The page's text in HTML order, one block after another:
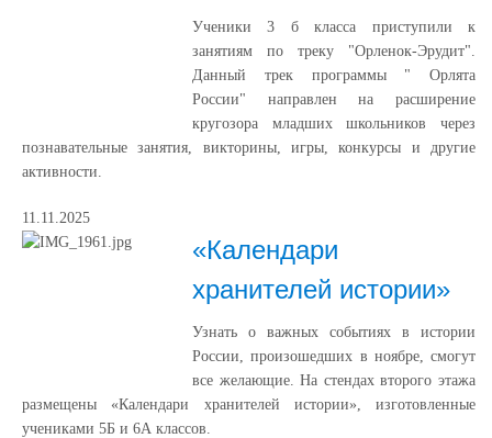
Ученики 3 б класса приступили к
занятиям по треку "Орленок-Эрудит".
Данный трек программы " Орлята
России" направлен на расширение
кругозора младших школьников через
познавательные занятия, викторины, игры, конкурсы и другие
активности.
11.11.2025
«Календари
хранителей истории»
Узнать о важных событиях в истории
России, произошедших в ноябре, смогут
все желающие. На стендах второго этажа
размещены «Календари хранителей истории», изготовленные
учениками 5Б и 6А классов.